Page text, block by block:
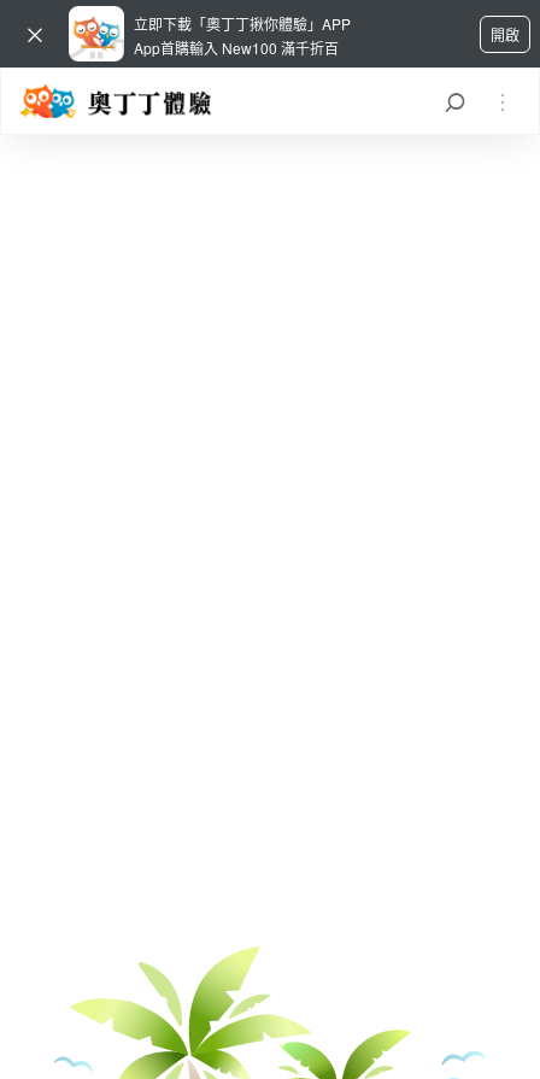
立即下載「奧丁丁揪你體驗」APP
App首購輸入 New100 滿千折百
開啟